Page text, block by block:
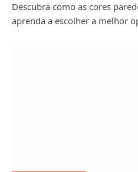
Descubra como as cores
aprenda a escolher a melhor